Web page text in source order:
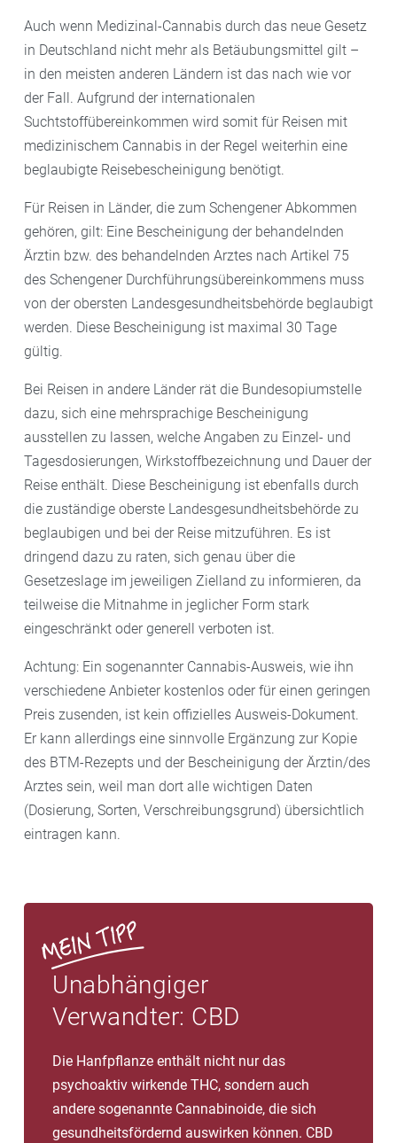
Auch wenn Medizinal-Cannabis durch das neue Gesetz
in Deutschland nicht mehr als Betäubungsmittel gilt –
in den meisten anderen Ländern ist das nach wie vor
der Fall. Aufgrund der internationalen
Suchtstoffübereinkommen wird somit für Reisen mit
medizinischem Cannabis in der Regel weiterhin eine
beglaubigte Reisebescheinigung benötigt.
Für Reisen in Länder, die zum Schengener Abkommen
gehören, gilt: Eine Bescheinigung der behandelnden
Ärztin bzw. des behandelnden Arztes nach Artikel 75
des Schengener Durchführungsübereinkommens muss
von der obersten Landesgesundheitsbehörde beglaubigt
werden. Diese Bescheinigung ist maximal 30 Tage
gültig.
Bei Reisen in andere Länder rät die Bundesopiumstelle
dazu, sich eine mehrsprachige Bescheinigung
ausstellen zu lassen, welche Angaben zu Einzel- und
Tagesdosierungen, Wirkstoffbezeichnung und Dauer der
Reise enthält. Diese Bescheinigung ist ebenfalls durch
die zuständige oberste Landesgesundheitsbehörde zu
beglaubigen und bei der Reise mitzuführen. Es ist
dringend dazu zu raten, sich genau über die
Gesetzeslage im jeweiligen Zielland zu informieren, da
teilweise die Mitnahme in jeglicher Form stark
eingeschränkt oder generell verboten ist.
Achtung: Ein sogenannter Cannabis-Ausweis, wie ihn
verschiedene Anbieter kostenlos oder für einen geringen
Preis zusenden, ist kein offizielles Ausweis-Dokument.
Er kann allerdings eine sinnvolle Ergänzung zur Kopie
des BTM-Rezepts und der Bescheinigung der Ärztin/des
Arztes sein, weil man dort alle wichtigen Daten
(Dosierung, Sorten, Verschreibungsgrund) übersichtlich
eintragen kann.
Unabhängiger
Verwandter: CBD
Die Hanfpflanze enthält nicht nur das
psychoaktiv wirkende THC, sondern auch
andere sogenannte Cannabinoide, die sich
gesundheitsfördernd auswirken können. CBD